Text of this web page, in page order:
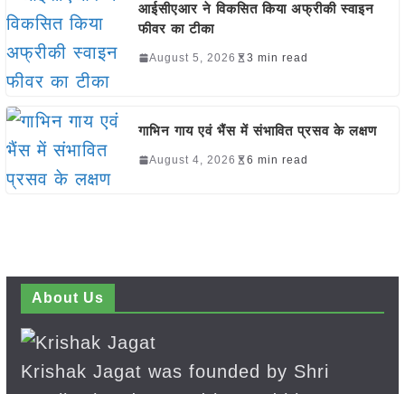
आईसीएआर ने विकसित किया अफ्रीकी स्वाइन
फीवर का टीका
August 5, 2026 3 min read
गाभिन गाय एवं भैंस में संभावित प्रसव के लक्षण
August 4, 2026 6 min read
About Us
Krishak Jagat was founded by Shri